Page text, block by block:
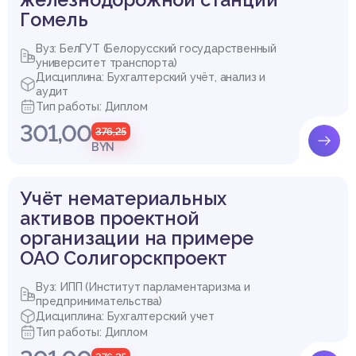
Приложение Ж
Выдержка из работы
Список литературы
Гомель
Вуз: БелГУТ (Белорусский государственный
университет транспорта)
Дисциплина: Бухгалтерский учёт, анализ и
аудит
Тип работы: Диплом
301,00 376,25
BYN
Учёт нематериальных
активов проектной
организации на примере
ОАО Солигорскпроект
Вуз: ИПП (Институт парламентаризма и
предпринимательства)
Дисциплина: Бухгалтерский учет
Тип работы: Диплом